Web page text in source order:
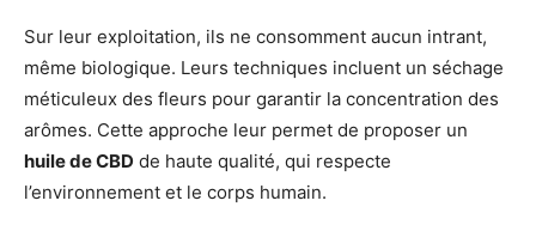
Sur leur exploitation, ils ne consomment aucun intrant,
même biologique. Leurs techniques incluent un séchage
méticuleux des fleurs pour garantir la concentration des
arômes. Cette approche leur permet de proposer un
huile de CBD de haute qualité, qui respecte
l’environnement et le corps humain.